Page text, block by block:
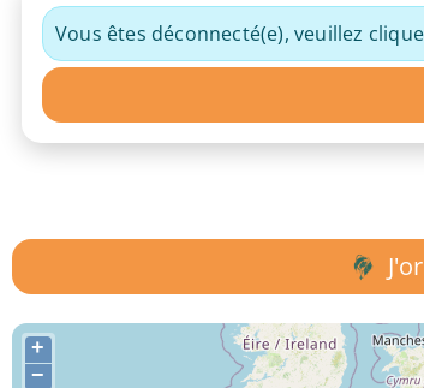
Vous êtes déconnecté(e), veuillez
+
−